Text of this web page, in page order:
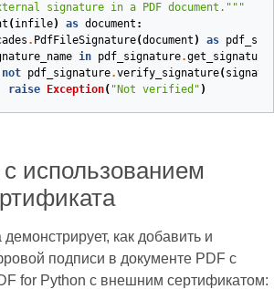
signature in a PDF document."""
( infile) as document :
. PdfFileSignature(document ) as
in pdf_signature.
not pdf_signature.verify_signature(
raise
Exception( "Not verified" )
использованием
как добавить и
подписи в документе PDF с
for Python с внешним сертификатом: